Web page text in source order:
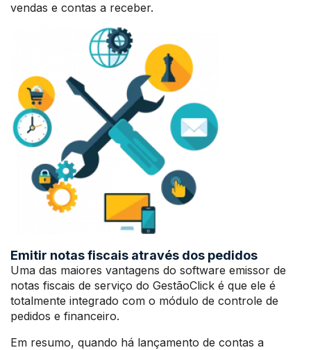
vendas e contas a receber.
Emitir notas fiscais através dos pedidos
Uma das maiores vantagens do software emissor de
notas fiscais de serviço do GestãoClick é que ele é
totalmente integrado com o módulo de controle de
pedidos e financeiro.
Em resumo, quando há lançamento de contas a